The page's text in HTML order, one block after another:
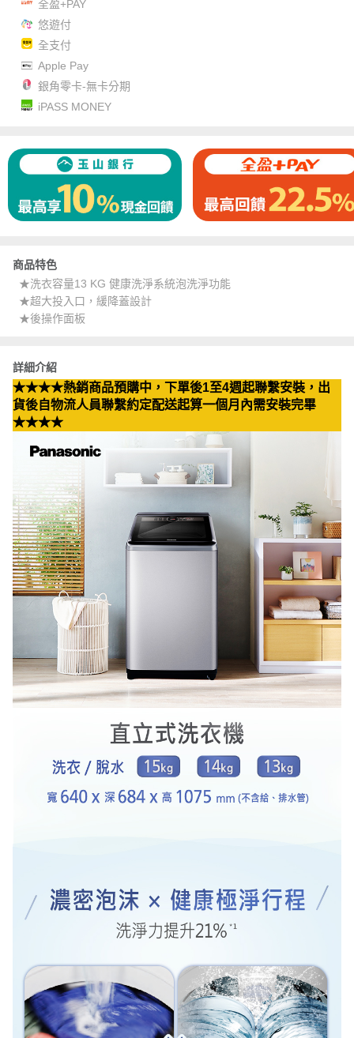
全盈+PAY
悠遊付
全支付
Apple Pay
銀角零卡-無卡分期
iPASS MONEY
商品特色
★洗衣容量13 KG 健康洗淨系統泡洗淨功能
★超大投入口，緩降蓋設計
★後操作面板
詳細介紹
★★★★熱銷商品預購中，下單後1至4週起聯繫安裝，出
貨後自物流人員聯繫約定配送起算一個月內需安裝完畢
★★★★